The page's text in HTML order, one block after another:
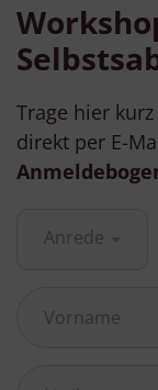
Trage hier
direkt per E-
Anrede